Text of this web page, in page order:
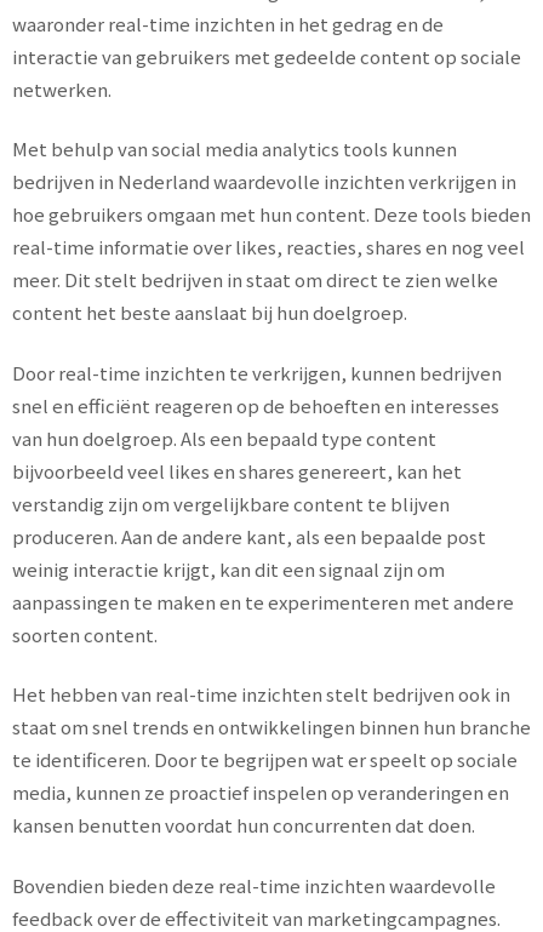
waaronder real-time inzichten in het gedrag en de
interactie van gebruikers met gedeelde content op sociale
netwerken.
Met behulp van social media analytics tools kunnen
bedrijven in Nederland waardevolle inzichten verkrijgen in
hoe gebruikers omgaan met hun content. Deze tools bieden
real-time informatie over likes, reacties, shares en nog veel
meer. Dit stelt bedrijven in staat om direct te zien welke
content het beste aanslaat bij hun doelgroep.
Door real-time inzichten te verkrijgen, kunnen bedrijven
snel en efficiënt reageren op de behoeften en interesses
van hun doelgroep. Als een bepaald type content
bijvoorbeeld veel likes en shares genereert, kan het
verstandig zijn om vergelijkbare content te blijven
produceren. Aan de andere kant, als een bepaalde post
weinig interactie krijgt, kan dit een signaal zijn om
aanpassingen te maken en te experimenteren met andere
soorten content.
Het hebben van real-time inzichten stelt bedrijven ook in
staat om snel trends en ontwikkelingen binnen hun branche
te identificeren. Door te begrijpen wat er speelt op sociale
media, kunnen ze proactief inspelen op veranderingen en
kansen benutten voordat hun concurrenten dat doen.
Bovendien bieden deze real-time inzichten waardevolle
feedback over de effectiviteit van marketingcampagnes.